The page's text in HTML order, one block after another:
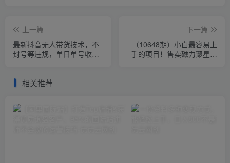
上一篇
最新抖音无人带货技术，不
封号等违规，单日单号收益
下一篇
（10648期）小白最容易上
手的项目！售卖磁力聚星开
相关推荐